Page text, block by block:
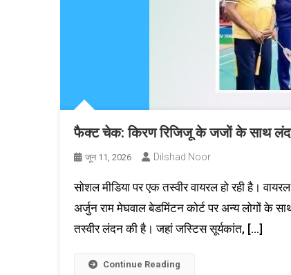
फैक्ट चेक: किरण रिजिजू के जजों के साथ
जून 11, 2026 Dilshad Noor
सोशल मीडिया पर एक तस्वीर वायरल हो रही है।
अर्जुन राम मेघवाल बेडमिंटन कोर्ट पर अन्य लोगों के
तस्वीर लंदन की है। जहां जस्टिस सूर्यकांत, […]
Continue Reading